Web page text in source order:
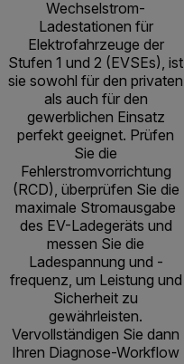
Wechselstrom-
Ladestationen für
Elektrofahrzeuge der
Stufen 1 und 2 (EVSEs), ist
sie sowohl für den privaten
als auch für den
gewerblichen Einsatz
perfekt geeignet. Prüfen
Sie die
Fehlerstromvorrichtung
(RCD), überprüfen Sie die
maximale Stromausgabe
des EV-Ladegeräts und
messen Sie die
Ladespannung und -
frequenz, um Leistung und
Sicherheit zu
gewährleisten.
Vervollständigen Sie dann
Ihren Diagnose-Workflow